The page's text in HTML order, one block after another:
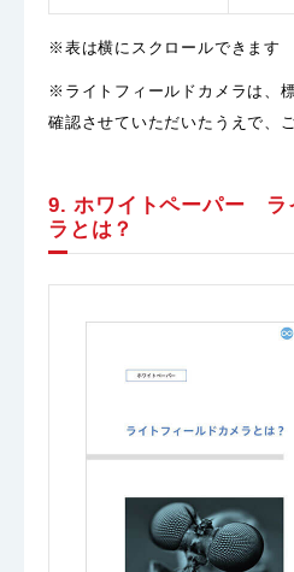
※表は横にスクロールできます
※ライトフィールドカメラは、
確認させていただいたうえで、
9. ホワイトペーパー ラ
ラとは？